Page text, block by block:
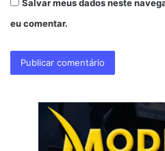
Salvar meus dados neste
eu comentar.